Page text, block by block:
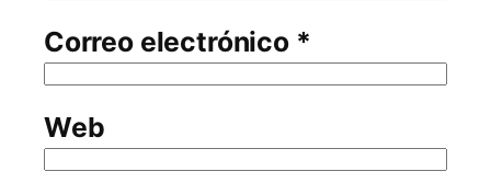
Correo electrónico *
Web